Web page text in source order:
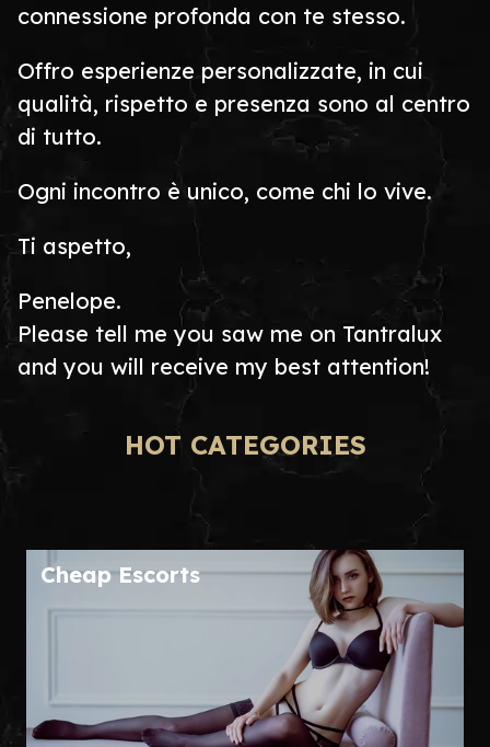
connessione profonda con te stesso.
Offro esperienze personalizzate, in cui
qualità, rispetto e presenza sono al centro
di tutto.
Ogni incontro è unico, come chi lo vive.
Ti aspetto,
Penelope.
Please tell me you saw me on Tantralux
and you will receive my best attention!
HOT CATEGORIES
Cheap Escorts